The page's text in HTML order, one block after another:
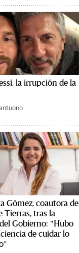
la irrupción de la
Gómez, coautora de
Tierras, tras la
Gobierno: "Hubo
de cuidar lo